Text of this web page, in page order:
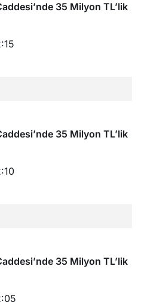
35 Milyon TL’lik
35 Milyon TL’lik
35 Milyon TL’lik